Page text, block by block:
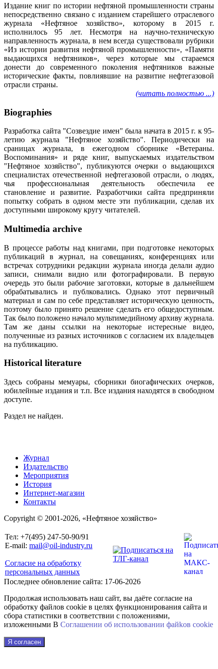
Издание книг по истории нефтяной промышленности страны
непосредственно связано с изданием старейшего отраслевого
журнала «Нефтяное хозяйство», которому в 2015 г.
исполнилось 95 лет. Несмотря на научно-техническую
направленность журнала, в нем всегда существовали рубрики
«Из истории развития нефтяной промышленности», «Памяти
выдающихся нефтяников», через которые мы стараемся
донести до современного поколения нефтяников важные
исторические факты, повлиявшие на развитие нефтегазовой
отрасли страны.
(читать полностью ...)
Biographies
Разработка сайта "Созвездие имен" была начата в 2015 г. к 95-
летию журнала "Нефтяное хозяйство". Периодически на
сраницах журнала, в ежегодном сборнике «Ветераны.
Воспоминания» и ряде книг, выпускаемых издательством
"Нефтяное хозяйство", публикуются очерки о выдающихся
специалистах отечественной нефтегазовой отрасли, о людях,
чья профессиональная деятельность обеспечила ее
становление и развитие. Разработчики сайта предприняли
попытку собрать в одном месте эти публикации, сделав их
доступными широкому кругу читателей.
Multimedia archive
В процессе работы над книгами, при подготовке некоторых
публикаций в журнал, на совещаниях, конференциях или
встречах сотрудники редакции журнала иногда делали аудио
записи, снимали видио или фотографировали. В первую
очередь это были рабочие заготовки, которые в дальнейшем
обрабатывались и публковались. Однако этот первичный
материал и сам по себе представляет историческую ценность,
поэтому было принято решение сделать его общедоступным.
Так было положено начало мультимедийному архиву журнала.
Там же даны ссылки на некоторые истересные видео,
полученные из разных источников с согласием их владельцев
на публикацию.
Historical literature
Здесь собраны мемуары, сборники биогафических очерков,
юбилейные издания и т.п. Все издания находятся в свободном
доступе.
Раздел не найден.
Журнал
Издательство
Мероприятия
История
Интернет-магазин
Контакты
Copyright © 2001-2026, «Нефтяное хозяйство»
Тел: +7(495) 247-50-90/91
E-mail: mail@oil-industry.ru
Согласие на обработку
персональных данных
Последнее обновление сайта: 17-06-2026
Продолжая использовать наш сайт, вы даёте согласие на
обработку файлов cookie в целях функционирования сайта и
сбора статистики в соответствии с положениями,
изложенными В Соглашении об использовании файkов cookie
Я согласен